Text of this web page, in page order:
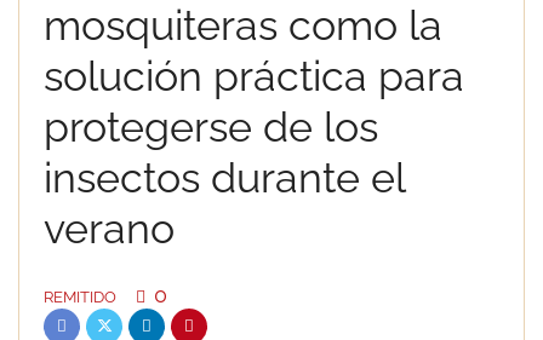
mosquiteras como la
solución práctica para
protegerse de los
insectos durante el
verano
REMITIDO 0